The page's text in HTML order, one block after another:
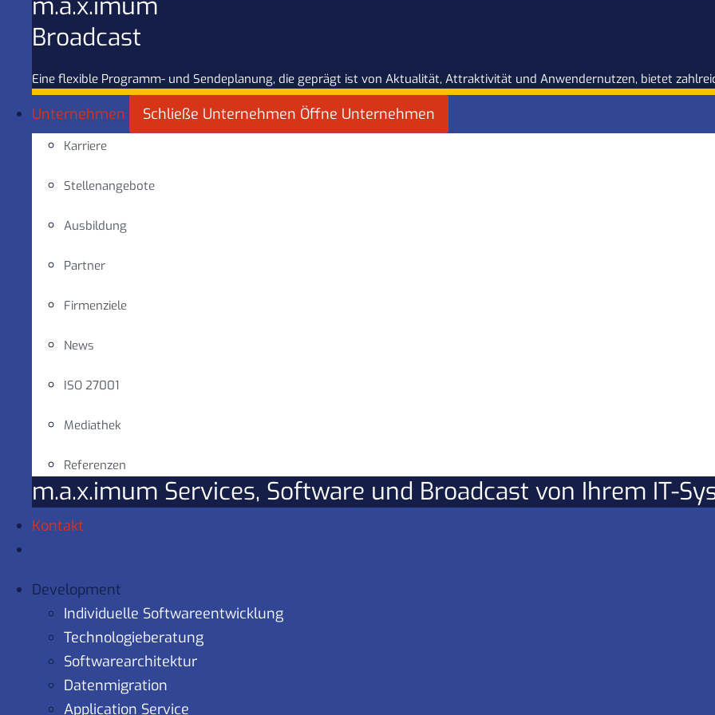
m.a.x.imum
Broadcast
Eine flexible Programm- und Sendeplanung, die geprägt ist von Aktualität, Attraktivität und Anwendernutzen, bietet
Unternehmen Schließe Unternehmen Öffne Unternehmen
Karriere
Stellenangebote
Ausbildung
Partner
Firmenziele
News
ISO 27001
Mediathek
Referenzen
m.a.x.imum Services, Software und Broadcast von Ihrem IT-
Kontakt
Development
Individuelle Softwareentwicklung
Technologieberatung
Softwarearchitektur
Datenmigration
Application Service